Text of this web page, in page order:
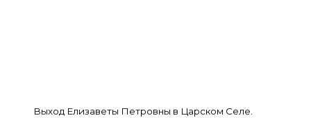
Выход Елизаветы Петровны в Царском Селе.